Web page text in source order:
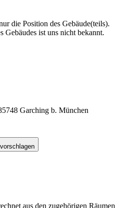
die Position des Gebäude(teils).
Gebäudes ist uns nicht bekannt.
Garching b. München
aus den zugehörigen Räumen